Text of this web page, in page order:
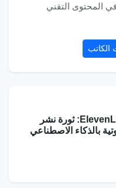
المحتوى التقني
الكاتب
منصة ElevenLabs: ثورة نشر
بالذكاء الاصطناعي